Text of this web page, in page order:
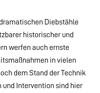
Diebstähle
historischer und
werfen auch ernste
in vielen
dem Stand der Technik
und Intervention sind hier